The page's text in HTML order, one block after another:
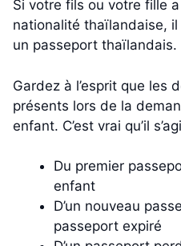
Si votre fils ou votre fille
nationalité thaïlandaise,
un passeport thaïlandais.
Gardez à l’esprit que les
présents lors de la
enfant. C’est vrai qu’il
Du premier
enfant
D’un nouveau
passeport expiré